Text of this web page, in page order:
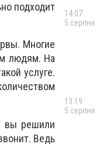
подходит
Многие
людям. На
услуге.
вы решили
Ведь
14:07
5 серпня
13:19
5 серпня